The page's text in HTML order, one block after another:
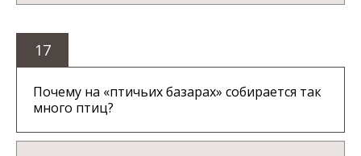
17
Почему на «птичьих базарах» собирается так
много птиц?